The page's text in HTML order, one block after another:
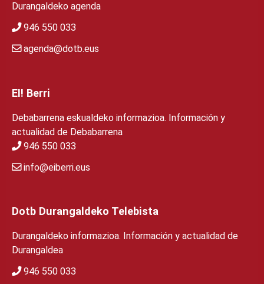
Durangaldeko agenda
946 550 033
agenda@dotb.eus
EI! Berri
Debabarrena eskualdeko informazioa. Información y
actualidad de Debabarrena
946 550 033
info@eiberri.eus
Dotb Durangaldeko Telebista
Durangaldeko informazioa. Información y actualidad de
Durangaldea
946 550 033